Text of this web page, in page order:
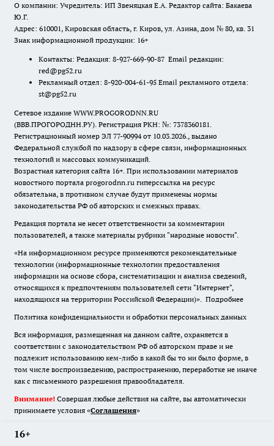
О компании: Учредитель: ИП Звеняцкая Е.А. Редактор сайта: Бакаева
Ю.Г.
Адрес: 610001, Кировская область, г. Киров, ул. Азина, дом № 80, кв. 31
Знак информационной продукции: 16+
Контакты: Редакция: 8-927-669-90-87 Email редакции:
red@pg52.ru
Рекламный отдел: 8-920-004-61-95 Email рекламного отдела:
st@pg52.ru
Сетевое издание WWW.PROGORODNN.RU
(ВВВ.ПРОГОРОДНН.РУ). Регистрация РКН: №: 7378360181.
Регистрационный номер ЭЛ 77-90994 от 10.03.2026., выдано
Федеральной службой по надзору в сфере связи, информационных
технологий и массовых коммуникаций.
Возрастная категория сайта 16+. При использовании материалов
новостного портала progorodnn.ru гиперссылка на ресурс
обязательна, в противном случае будут применены нормы
законодательства РФ об авторских и смежных правах.
Редакция портала не несет ответственности за комментарии
пользователей, а также материалы рубрики "народные новости".
«На информационном ресурсе применяются рекомендательные
технологии (информационные технологии предоставления
информации на основе сбора, систематизации и анализа сведений,
относящихся к предпочтениям пользователей сети "Интернет",
находящихся на территории Российской Федерации)». Подробнее
Политика конфиденциальности и обработки персональных данных
Вся информация, размещенная на данном сайте, охраняется в
соответствии с законодательством РФ об авторском праве и не
подлежит использованию кем-либо в какой бы то ни было форме, в
том числе воспроизведению, распространению, переработке не иначе
как с письменного разрешения правообладателя.
Внимание! Совершая любые действия на сайте, вы автоматически
принимаете условия «Cоглашения»
16+